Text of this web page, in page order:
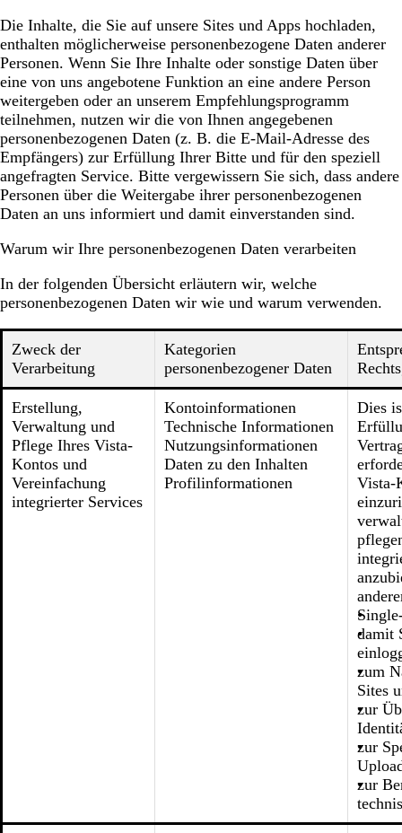
Die Inhalte, die Sie auf unsere Sites und Apps hochladen,
enthalten möglicherweise personenbezogene Daten anderer
Personen. Wenn Sie Ihre Inhalte oder sonstige Daten über
eine von uns angebotene Funktion an eine andere Person
weitergeben oder an unserem Empfehlungsprogramm
teilnehmen, nutzen wir die von Ihnen angegebenen
personenbezogenen Daten (z. B. die E-Mail-Adresse des
Empfängers) zur Erfüllung Ihrer Bitte und für den speziell
angefragten Service. Bitte vergewissern Sie sich, dass andere
Personen über die Weitergabe ihrer personenbezogenen
Daten an uns informiert und damit einverstanden sind.
Warum wir Ihre personenbezogenen Daten verarbeiten
In der folgenden Übersicht erläutern wir, welche
personenbezogenen Daten wir wie und warum verwenden.
Zweck der
Verarbeitung
Kategorien
personenbezogener Daten
Erstellung,
Verwaltung und
Pflege Ihres Vista-
Kontos und
Vereinfachung
integrierter Services
Kontoinformationen
Technische Informationen
Nutzungsinformationen
Daten zu den Inhalten
Profilinformationen
Dies
Vista-
damit
zum
Sites
zur
zur
zur